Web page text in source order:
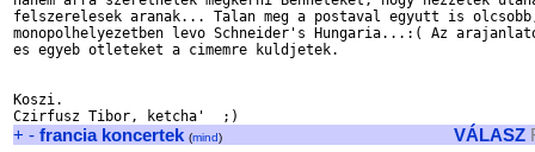
felszerelesek aranak... Talan meg a postaval egyutt is
monopolhelyezetben levo Schneider's Hungaria...:( Az
es egyeb otleteket a cimemre kuldjetek.
Koszi.
+ - francia koncertek (mind) VÁLASZ